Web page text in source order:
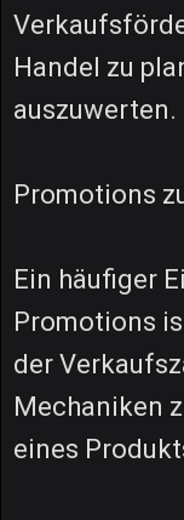
Handel zu
auszuwerten.
Promotions
Ein häufiger
Promotions
der
Mechaniken
eines